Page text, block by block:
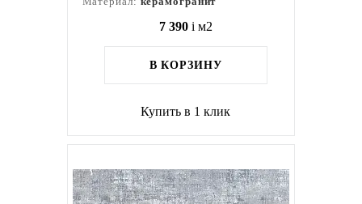
7 390 i м2
В КОРЗИНУ
Купить в 1 клик